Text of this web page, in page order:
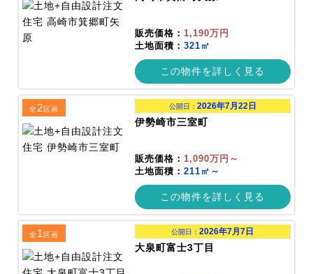
販売価格： 1,190万円
土地面積：321㎡
この物件を詳しく見る
全2区画 公開日： 2026年7月22日
伊勢崎市三室町
販売価格： 1,090万円～
土地面積：211㎡～
この物件を詳しく見る
全1区画 公開日：2026年7月7日
大泉町富士3丁目